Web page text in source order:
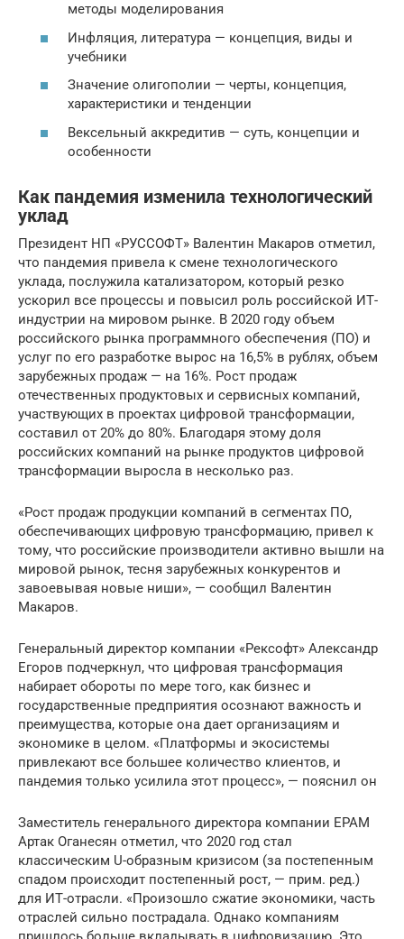
методы моделирования
Инфляция, литература — концепция, виды и
учебники
Значение олигополии — черты, концепция,
характеристики и тенденции
Вексельный аккредитив — суть, концепции и
особенности
Как пандемия изменила технологический
уклад
Президент НП «РУССОФТ» Валентин Макаров отметил,
что пандемия привела к смене технологического
уклада, послужила катализатором, который резко
ускорил все процессы и повысил роль российской ИТ-
индустрии на мировом рынке. В 2020 году объем
российского рынка программного обеспечения (ПО) и
услуг по его разработке вырос на 16,5% в рублях, объем
зарубежных продаж — на 16%. Рост продаж
отечественных продуктовых и сервисных компаний,
участвующих в проектах цифровой трансформации,
составил от 20% до 80%. Благодаря этому доля
российских компаний на рынке продуктов цифровой
трансформации выросла в несколько раз.
«Рост продаж продукции компаний в сегментах ПО,
обеспечивающих цифровую трансформацию, привел к
тому, что российские производители активно вышли на
мировой рынок, тесня зарубежных конкурентов и
завоевывая новые ниши», — сообщил Валентин
Макаров.
Генеральный директор компании «Рексофт» Александр
Егоров подчеркнул, что цифровая трансформация
набирает обороты по мере того, как бизнес и
государственные предприятия осознают важность и
преимущества, которые она дает организациям и
экономике в целом. «Платформы и экосистемы
привлекают все большее количество клиентов, и
пандемия только усилила этот процесс», — пояснил он
Заместитель генерального директора компании ЕРАМ
Артак Оганесян отметил, что 2020 год стал
классическим U-образным кризисом (за постепенным
спадом происходит постепенный рост, — прим. ред.)
для ИТ-отрасли. «Произошло сжатие экономики, часть
отраслей сильно пострадала. Однако компаниям